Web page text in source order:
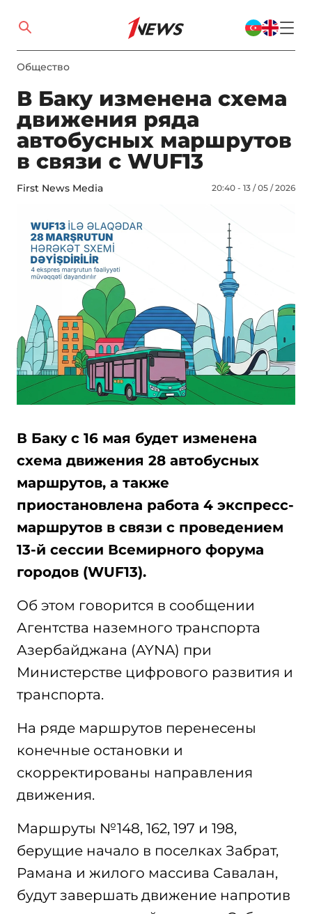
Общество
В Баку изменена схема
движения ряда
автобусных маршрутов
в связи с WUF13
First News Media 20:40 - 13 / 05 / 2026
В Баку с 16 мая будет изменена
схема движения 28 автобусных
маршрутов, а также
приостановлена работа 4 экспресс-
маршрутов в связи с проведением
13-й сессии Всемирного форума
городов (WUF13).
Об этом говорится в сообщении
Агентства наземного транспорта
Азербайджана (AYNA) при
Министерстве цифрового развития и
транспорта.
На ряде маршрутов перенесены
конечные остановки и
скорректированы направления
движения.
Маршруты №148, 162, 197 и 198,
берущие начало в поселках Забрат,
Рамана и жилого массива Савалан,
будут завершать движение напротив